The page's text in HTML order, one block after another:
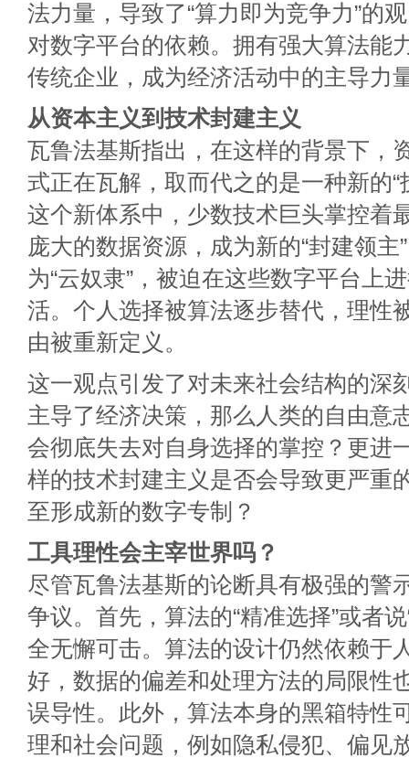
法力量，导致了“算力即为竞争力”的
对数字平台的依赖。拥有强大算法能
传统企业，成为经济活动中的主导力
从资本主义到技术封建主义
瓦鲁法基斯指出，在这样的背景下，
式正在瓦解，取而代之的是一种新的“
这个新体系中，少数技术巨头掌控着
庞大的数据资源，成为新的“封建领主
为“云奴隶”，被迫在这些数字平台上
活。个人选择被算法逐步替代，理性
由被重新定义。
这一观点引发了对未来社会结构的深
主导了经济决策，那么人类的自由意
会彻底失去对自身选择的掌控？更进
样的技术封建主义是否会导致更严重
至形成新的数字专制？
工具理性会主宰世界吗？
尽管瓦鲁法基斯的论断具有极强的警
争议。首先，算法的“精准选择”或者
全无懈可击。算法的设计仍然依赖于
好，数据的偏差和处理方法的局限性
误导性。此外，算法本身的黑箱特性
理和社会问题，例如隐私侵犯、偏见